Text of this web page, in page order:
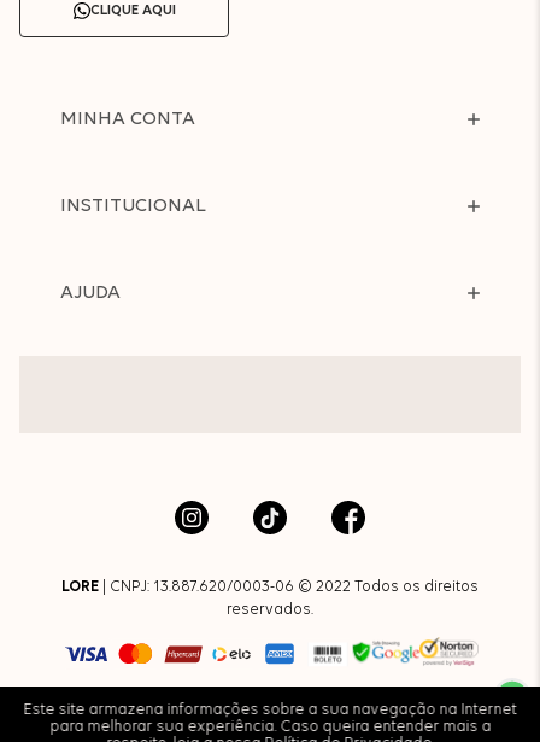
Este site armazena informações sobre a sua navegação na Internet
para melhorar sua experiência. Caso queira entender mais a
CLIQUE AQUI
MINHA CONTA
INSTITUCIONAL
AJUDA
LORE | CNPJ: 13.887.620/0003-06 © 2022 Todos os direitos
reservados.